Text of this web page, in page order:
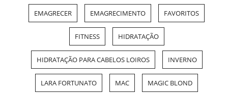
EMAGRECER EMAGRECIMENTO FAVORITOS
FITNESS HIDRATAÇÃO
HIDRATAÇÃO PARA CABELOS LOIROS INVERNO
LARA FORTUNATO MAC MAGIC BLOND